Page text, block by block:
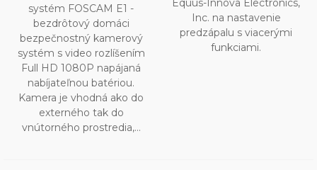
systém FOSCAM E1 -
bezdrôtový domáci
bezpečnostný kamerový
systém s video rozlíšením
Full HD 1080P napájaná
nabíjateľnou batériou.
Kamera je vhodná ako do
externého tak do
vnútorného prostredia,...
Equus-Innova Electronics,
Inc. na nastavenie
predzápalu s viacerými
funkciami.